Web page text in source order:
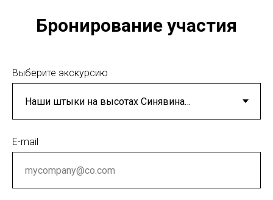
Бронирование участия
Выберите экскурсию
E-mail